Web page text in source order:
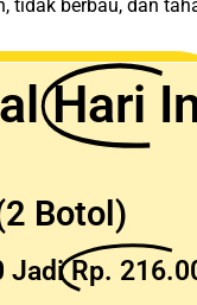
tidak berbau, dan
Hari
Botol)
Jadi Rp.